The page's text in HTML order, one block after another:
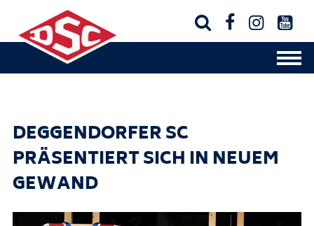
   
DEGGENDORFER SC
PRÄSENTIERT SICH IN NEUEM
GEWAND